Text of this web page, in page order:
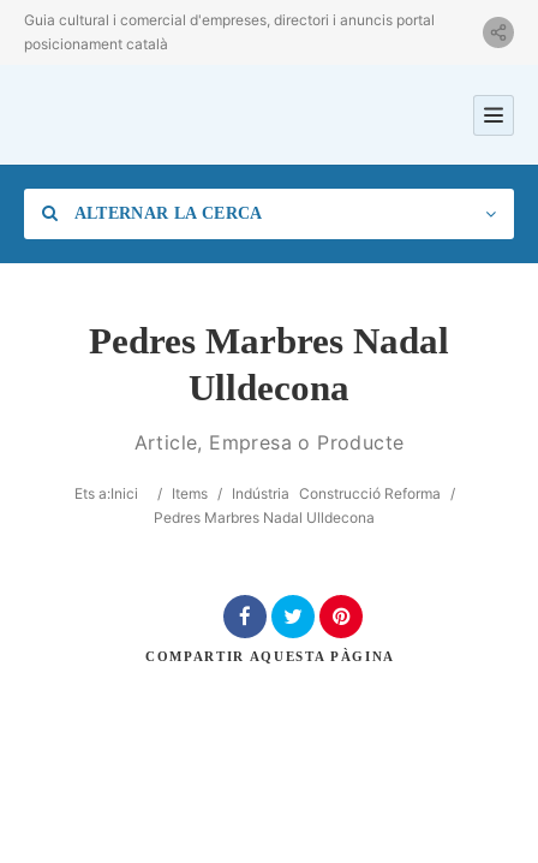
Guia cultural i comercial d'empreses, directori i anuncis portal
posicionament català
ALTERNAR LA CERCA
Cerca
Pedres Marbres Nadal
Ulldecona
Article, Empresa o Producte
Ets a:Inici / Items / Indústria Construcció Reforma /
Pedres Marbres Nadal Ulldecona
COMPARTIR AQUESTA PÀGINA